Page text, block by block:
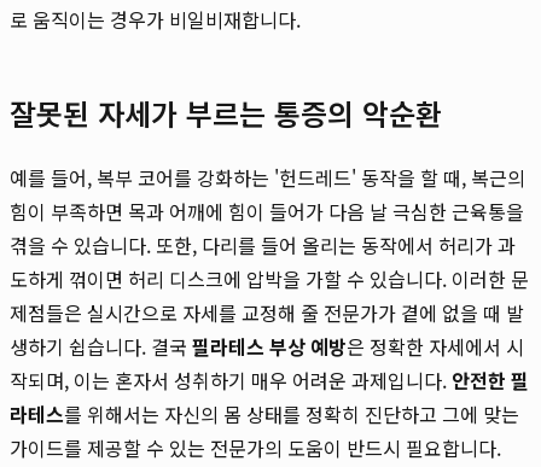
로 움직이는 경우가 비일비재합니다.
잘못된 자세가 부르는 통증의 악순환
예를 들어, 복부 코어를 강화하는 '헌드레드' 동작을 할 때, 복근의
힘이 부족하면 목과 어깨에 힘이 들어가 다음 날 극심한 근육통을
겪을 수 있습니다. 또한, 다리를 들어 올리는 동작에서 허리가 과
도하게 꺾이면 허리 디스크에 압박을 가할 수 있습니다. 이러한 문
제점들은 실시간으로 자세를 교정해 줄 전문가가 곁에 없을 때 발
생하기 쉽습니다. 결국 필라테스 부상 예방은 정확한 자세에서 시
작되며, 이는 혼자서 성취하기 매우 어려운 과제입니다. 안전한 필
라테스를 위해서는 자신의 몸 상태를 정확히 진단하고 그에 맞는
가이드를 제공할 수 있는 전문가의 도움이 반드시 필요합니다.